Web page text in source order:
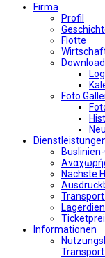
Firma
Profil
Flotte
Download
Foto
Nächste
Informationen